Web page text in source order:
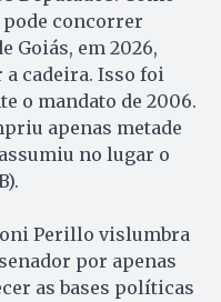
pode concorrer
Goiás, em 2026,
cadeira. Isso foi
o mandato de 2006.
apenas metade
no lugar o
Perillo vislumbra
por apenas
as bases políticas